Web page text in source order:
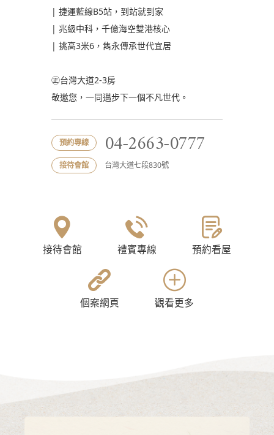
| 捷運藍線B5站，到站就到家
| 兆級中科，千億海空雙港核心
| 挑高3米6，雋永傳承世代宜居
㊣台灣大道2-3房
敬邀您，一同邁步下一個不凡世代。
預約專線 04-2663-0777
接待會館 台灣大道七段830號
接待會館 禮賓專線 預約看屋
個案網頁 觀看更多